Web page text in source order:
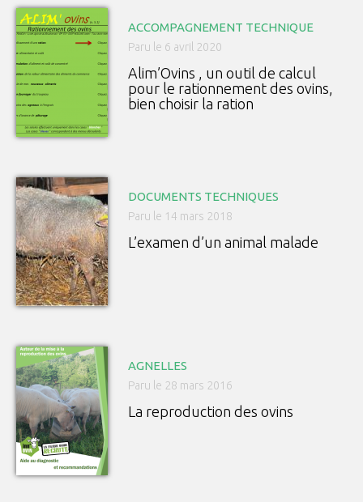
ACCOMPAGNEMENT TECHNIQUE
Paru le 6 avril 2020
Alim’Ovins , un outil de calcul
pour le rationnement des ovins,
bien choisir la ration
DOCUMENTS TECHNIQUES
Paru le 14 mars 2018
L’examen d’un animal malade
AGNELLES
Paru le 28 mars 2016
La reproduction des ovins